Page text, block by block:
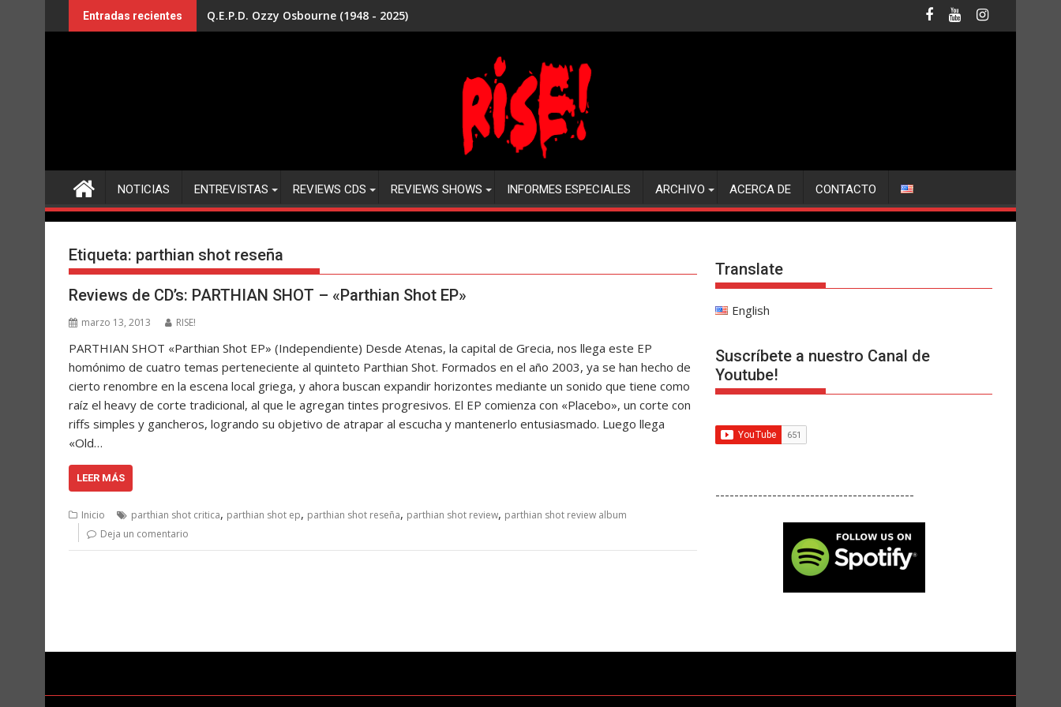
al
Entradas recientes Q.E.P.D. Ozzy Osbourne (1948 - 2025)
NOTICIAS ENTREVISTAS REVIEWS CDS REVIEWS SHOWS INFORMES ESPECIALES ARCHIVO ACERCA DE CONTACTO
Etiqueta: parthian shot reseña
Reviews de CD’s: PARTHIAN SHOT – «Parthian Shot EP»
marzo 13, 2013 RISE!
PARTHIAN SHOT «Parthian Shot EP» (Independiente) Desde Atenas, la capital de Grecia, nos llega este EP
homónimo de cuatro temas perteneciente al quinteto Parthian Shot. Formados en el año 2003, ya se han hecho de
cierto renombre en la escena local griega, y ahora buscan expandir horizontes mediante un sonido que tiene como
raíz el heavy de corte tradicional, al que le agregan tintes progresivos. El EP comienza con «Placebo», un corte con
riffs simples y gancheros, logrando su objetivo de atrapar al escucha y mantenerlo entusiasmado. Luego llega
«Old…
LEER MÁS
Inicio parthian shot critica, parthian shot ep, parthian shot reseña, parthian shot review, parthian shot review album
Deja un comentario
Translate
English
Suscríbete a nuestro Canal de
Youtube!
------------------------------------------